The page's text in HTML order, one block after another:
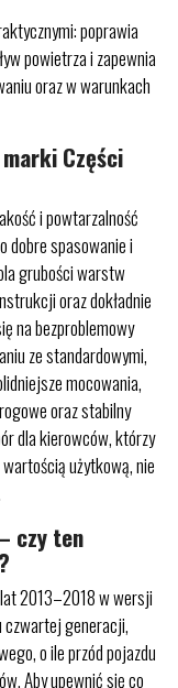
poprawia
powietrza i zapewnia
oraz w warunkach
Części
i powtarzalność
dobre spasowanie i
grubości warstw
oraz dokładnie
na bezproblemowy
ze standardowymi,
mocowania,
oraz stabilny
dla kierowców, którzy
użytkową, nie
czy ten
2013–2018 w wersji
czwartej generacji,
o ile przód pojazdu
Aby upewnić się co